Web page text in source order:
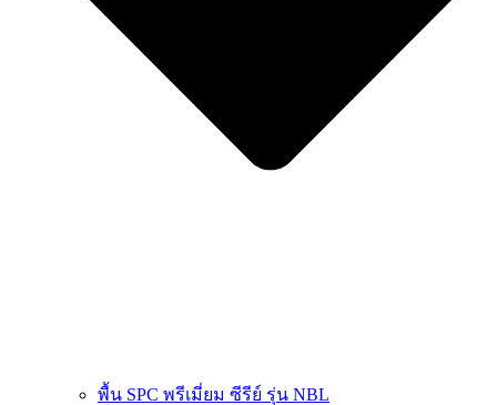
พื้น SPC พรีเมี่ยม ซีรีย์ รุ่น NBL